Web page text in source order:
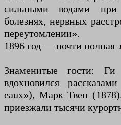
сильными водами при
болезнях, нервных
переутомлении».
1896 год — почти полная
Знаменитые гости:
вдохновился
eaux»), Марк Твен
приезжали тысячи